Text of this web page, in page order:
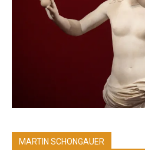
MARTIN SCHONGAUER